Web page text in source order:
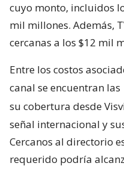
cuyo monto, incluidos
mil millones. Además,
cercanas a los $12 mil
Entre los costos
canal se encuentran las
su cobertura desde
señal internacional y
Cercanos al directorio
requerido podría